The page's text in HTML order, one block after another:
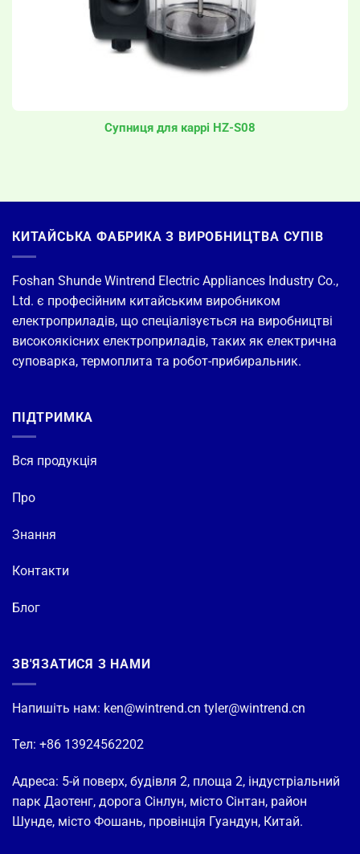
Супниця для каррі HZ-S08
КИТАЙСЬКА ФАБРИКА З ВИРОБНИЦТВА СУПІВ
Foshan Shunde Wintrend Electric Appliances Industry Co.,
Ltd. є професійним китайським виробником
електроприладів, що спеціалізується на виробництві
високоякісних електроприладів, таких як електрична
суповарка, термоплита та робот-прибиральник.
ПІДТРИМКА
Вся продукція
Про
Знання
Контакти
Блог
ЗВ'ЯЗАТИСЯ З НАМИ
Напишіть нам: ken@wintrend.cn tyler@wintrend.cn
Тел: +86 13924562202
Адреса: 5-й поверх, будівля 2, площа 2, індустріальний
парк Даотенг, дорога Сінлун, місто Сінтан, район
Шунде, місто Фошань, провінція Гуандун, Китай.